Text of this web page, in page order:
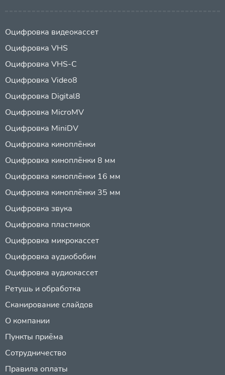
Оцифровка видеокассет
Оцифровка VHS
Оцифровка VHS-C
Оцифровка Video8
Оцифровка Digital8
Оцифровка MicroMV
Оцифровка MiniDV
Оцифровка киноплёнки
Оцифровка киноплёнки 8 мм
Оцифровка киноплёнки 16 мм
Оцифровка киноплёнки 35 мм
Оцифровка звука
Оцифровка пластинок
Оцифровка микрокассет
Оцифровка аудиобобин
Оцифровка аудиокассет
Ретушь и обработка
Сканирование слайдов
О компании
Пункты приёма
Сотрудничество
Правила оплаты